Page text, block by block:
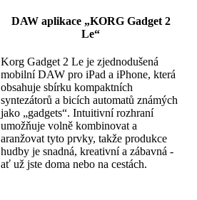
DAW aplikace „KORG Gadget 2
Le“
Korg Gadget 2 Le je zjednodušená
mobilní DAW pro iPad a iPhone, která
obsahuje sbírku kompaktních
syntezátorů a bicích automatů známých
jako „gadgets“. Intuitivní rozhraní
umožňuje volně kombinovat a
aranžovat tyto prvky, takže produkce
hudby je snadná, kreativní a zábavná -
ať už jste doma nebo na cestách.